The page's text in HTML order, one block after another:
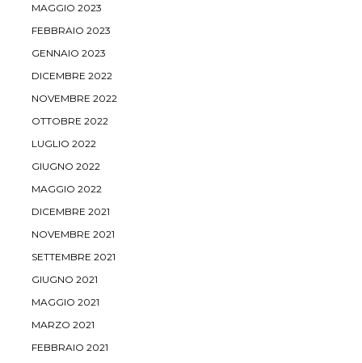
MAGGIO 2023
FEBBRAIO 2023
GENNAIO 2023
DICEMBRE 2022
NOVEMBRE 2022
OTTOBRE 2022
LUGLIO 2022
GIUGNO 2022
MAGGIO 2022
DICEMBRE 2021
NOVEMBRE 2021
SETTEMBRE 2021
GIUGNO 2021
MAGGIO 2021
MARZO 2021
FEBBRAIO 2021